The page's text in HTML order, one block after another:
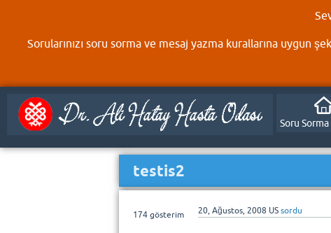
Sorularınızı soru sorma ve mesaj yazma kurallarına uygun
Soru
testis2
174 gösterim 20, Ağustos, 2008 US sordu